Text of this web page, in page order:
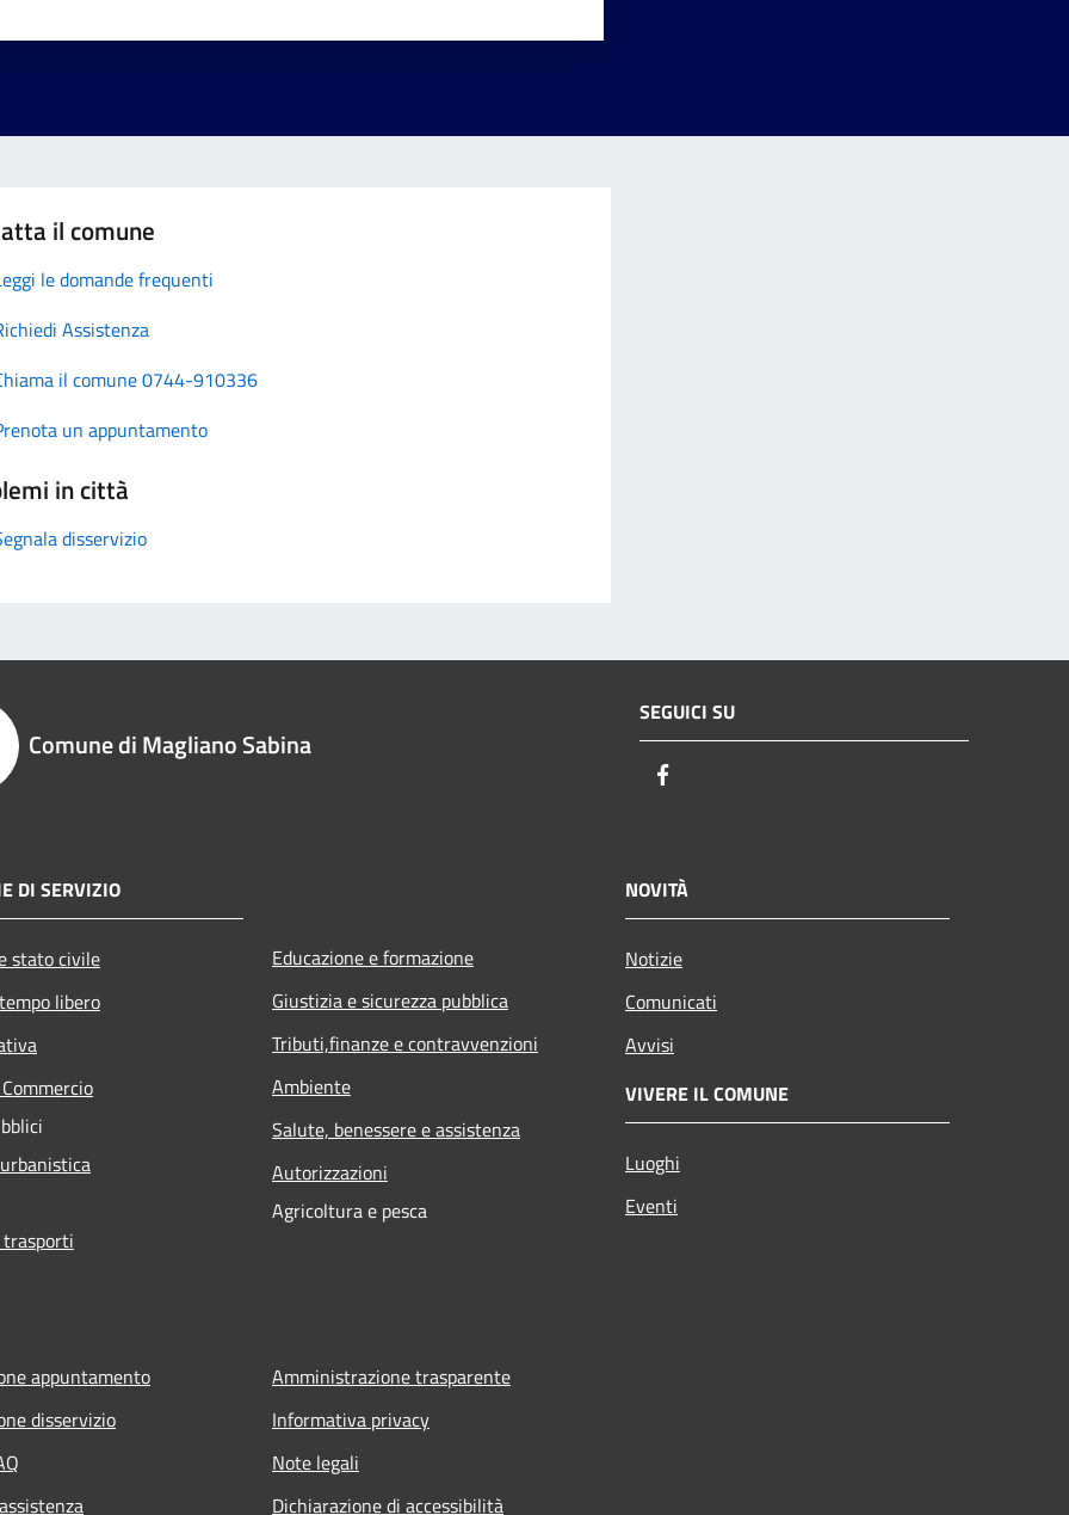
il comune
le domande frequenti
Assistenza
il comune 0744-910336
un appuntamento
in città
disservizio
Comune di Magliano Sabina
SEGUICI SU
DI SERVIZIO
stato civile
libero
Educazione e formazione
Giustizia e sicurezza pubblica
Tributi,finanze e contravvenzioni
Ambiente
Salute, benessere e assistenza
Autorizzazioni
Agricoltura e pesca
NOVITÀ
Notizie
Comunicati
Avvisi
VIVERE IL COMUNE
Luoghi
Eventi
appuntamento
disservizio
Amministrazione trasparente
Informativa privacy
Note legali
Dichiarazione di accessibilità